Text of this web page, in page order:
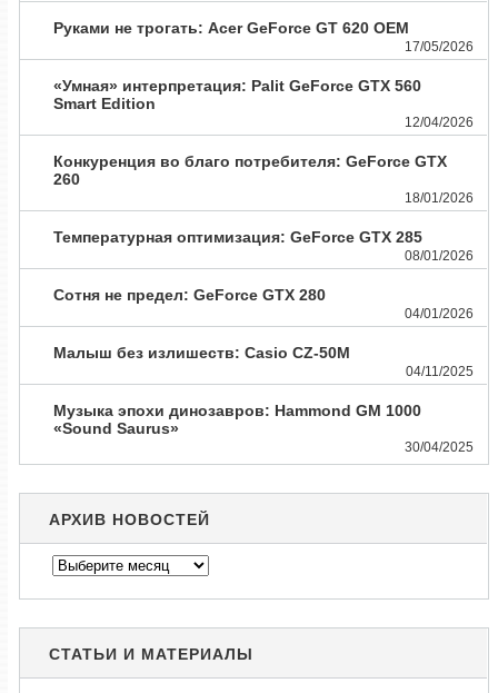
Руками не трогать: Acer GeForce GT 620 OEM
17/05/2026
«Умная» интерпретация: Palit GeForce GTX 560
Smart Edition
12/04/2026
Конкуренция во благо потребителя: GeForce GTX
260
18/01/2026
Температурная оптимизация: GeForce GTX 285
08/01/2026
Сотня не предел: GeForce GTX 280
04/01/2026
Малыш без излишеств: Casio CZ-50M
04/11/2025
Музыка эпохи динозавров: Hammond GM 1000
«Sound Saurus»
30/04/2025
АРХИВ НОВОСТЕЙ
Архив
новостей
СТАТЬИ И МАТЕРИАЛЫ